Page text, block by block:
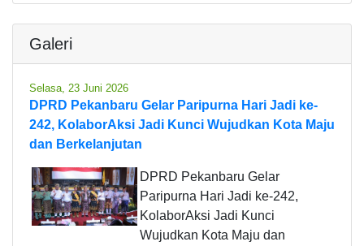
Galeri
Selasa, 23 Juni 2026
DPRD Pekanbaru Gelar Paripurna Hari Jadi ke-
242, KolaborAksi Jadi Kunci Wujudkan Kota Maju
dan Berkelanjutan
DPRD Pekanbaru Gelar
Paripurna Hari Jadi ke-242,
KolaborAksi Jadi Kunci
Wujudkan Kota Maju dan